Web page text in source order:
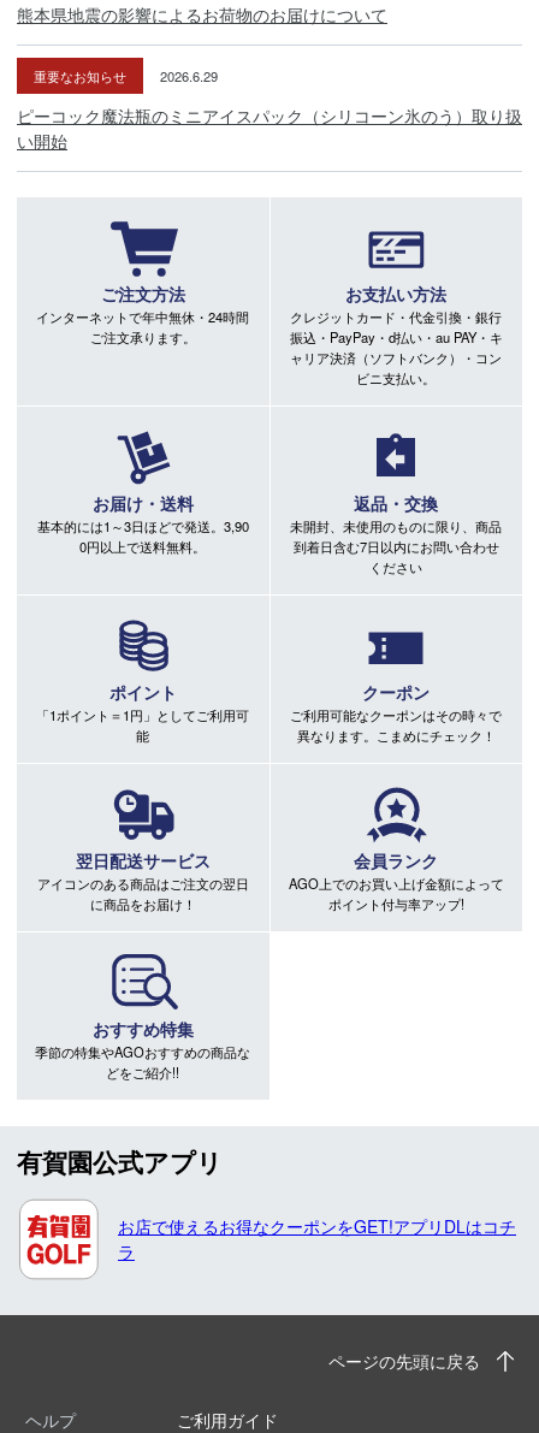
熊本県地震の影響によるお荷物のお届けについて
重要なお知らせ 2026.6.29
ピーコック魔法瓶のミニアイスパック（シリコーン氷のう）取り扱
い開始
ご注文方法
インターネットで年中無休・24時間
ご注文承ります。
お支払い方法
クレジットカード・代金引換・銀行
振込・PayPay・d払い・au PAY・キ
ャリア決済（ソフトバンク）・コン
ビニ支払い。
お届け・送料
基本的には1～3日ほどで発送。3,90
0円以上で送料無料。
返品・交換
未開封、未使用のものに限り、商品
到着日含む7日以内にお問い合わせ
ください
ポイント
「1ポイント＝1円」としてご利用可
能
クーポン
ご利用可能なクーポンはその時々で
異なります。こまめにチェック！
翌日配送サービス
アイコンのある商品はご注文の翌日
に商品をお届け！
会員ランク
AGO上でのお買い上げ金額によって
ポイント付与率アップ!
おすすめ特集
季節の特集やAGOおすすめの商品な
どをご紹介!!
有賀園公式アプリ
お店で使えるお得なクーポンをGET!アプリDLはコチ
ラ
ページの先頭に戻る
ヘルプ
ご利用ガイド